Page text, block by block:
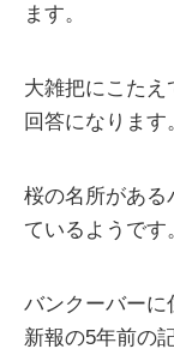
ます。
大雑把にこたえ
回答になります
桜の名所がある
ているようです
バンクーバーに
新報の5年前の